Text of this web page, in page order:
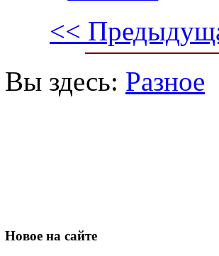
<<
Вы здесь: Разное
Новое на сайте